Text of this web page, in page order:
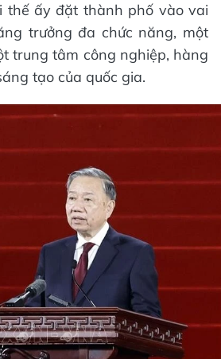
thế ấy đặt thành phố vào vai
trưởng đa chức năng, một
trung tâm công nghiệp, hàng
tạo của quốc gia.